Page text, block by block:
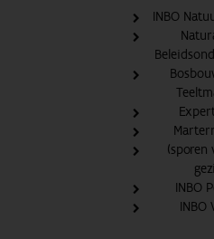
INBO
(sporen
INBO
INBO